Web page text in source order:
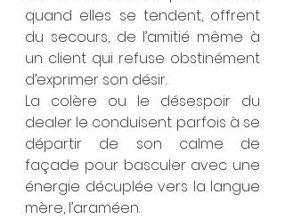
quand elles se tendent, offrent
du secours, de l’amitié même à
un client qui refuse obstinément
d’exprimer son désir.
La colère ou le désespoir du
dealer le conduisent parfois à se
départir de son calme de
façade pour basculer avec une
énergie décuplée vers la langue
mère, l’araméen.